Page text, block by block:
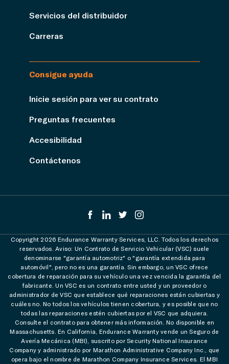
Servicios del distribuidor
Carreras
Consigue ayuda
Inicie sesión para ver su contrato
Preguntas frecuentes
Accesibilidad
Contáctenos
Copyright 2026 Endurance Warranty Services, LLC. Todos los derechos
reservados. Aviso: Un Contrato de Servicio Vehicular (VSC) suele
denominarse "garantía automotriz" o "garantía extendida para
automóvil", pero no es una garantía. Sin embargo, un VSC ofrece
cobertura de reparación para su vehículo una vez vencida la garantía del
fabricante. Un VSC es un contrato entre usted y un proveedor o
administrador de VSC que establece qué reparaciones están cubiertas y
cuáles no. No todos los vehículos tienen cobertura, y es posible que no
todas las reparaciones estén cubiertas por el VSC que adquiera.
Consulte el contrato para obtener más información. No disponible en
Massachusetts. En California, Endurance Warranty vende un Seguro de
Avería Mecánica (MBI), suscrito por Security National Insurance
Company y administrado por Marathon Administrative Company Inc., que
opera bajo el nombre de Marathon Company Insurance Services. El MBI